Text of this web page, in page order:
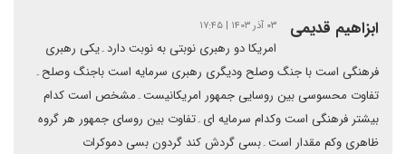
ابزاهیم قدیمی ۰۳ آذر ۱۴۰۳ | ۱۷:۴۵
امریکا دو رهبری نوبتی به نوبت دارد۔یکی رهبری
فرهنگی است با جنگ وصلح ودیگری رهبری سرمایه است باجنگ وصلح۔
تفاوت محسوسی بین روسایی جمهور امریکانیست۔مشخص است کدام
بیشتر فرهنگی است وکدام سرمایه ای۔تفاوت بین روسای جمهور هر گروه
ظاهری وکم مقدار است۔بسی گردش کند گردون بسی دموکرات